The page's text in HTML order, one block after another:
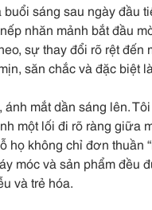
sáng sau ngày đầu
nhăn mảnh bắt đầu
sự thay đổi rõ rệt
săn chắc và đặc biệt
ánh mắt dần sáng lên.
một lối đi rõ ràng giữa
họ không chỉ đơn thuần
móc và sản phẩm
và trẻ hóa.